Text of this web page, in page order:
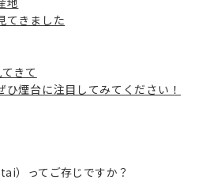
てきました
きて
ひ煙台に注目してみてください！
）ってご存じですか？